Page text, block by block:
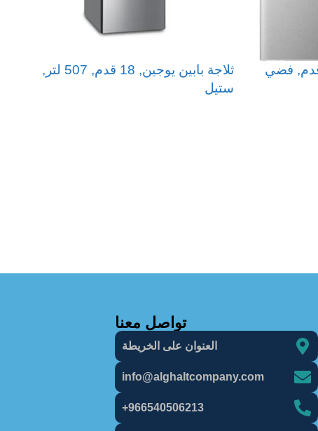
ثلاجة بابين يوجين, 18 قدم, 507 لتر,
ستيل
تواصل معنا
العنوان على الخريطة
info@alghaItcompany.com
966540506213+